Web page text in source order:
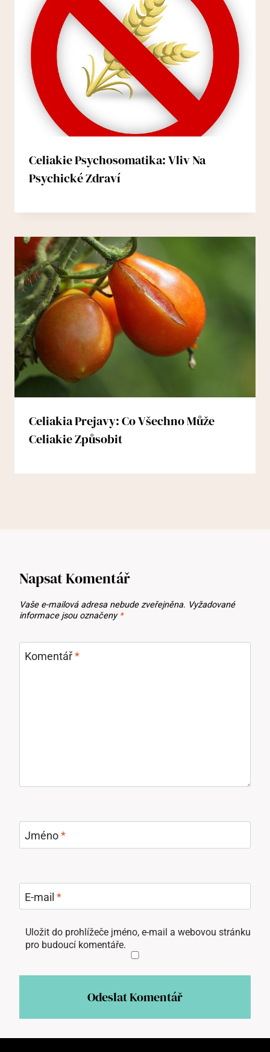
Celiakie Psychosomatika: Vliv Na
Psychické Zdraví
Celiakia Prejavy: Co Všechno Může
Celiakie Způsobit
Napsat Komentář
Vaše e-mailová adresa nebude zveřejněna. Vyžadované
informace jsou označeny *
Komentář*
Jméno*
E-mail *
Uložit do prohlížeče jméno, e-mail a webovou stránku
pro budoucí komentáře.